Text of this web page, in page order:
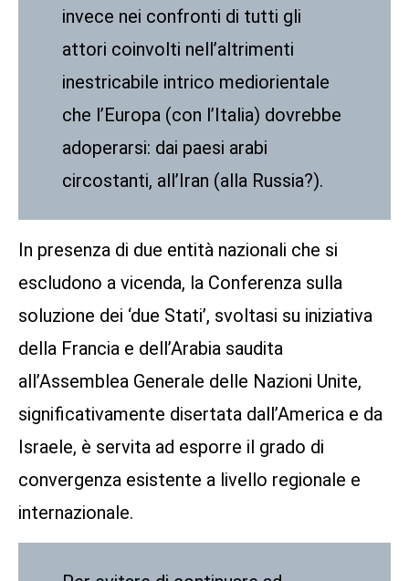
invece nei confronti di tutti gli
attori coinvolti nell’altrimenti
inestricabile intrico mediorientale
che l’Europa (con l’Italia) dovrebbe
adoperarsi: dai paesi arabi
circostanti, all’Iran (alla Russia?).
In presenza di due entità nazionali che si
escludono a vicenda, la Conferenza sulla
soluzione dei ‘due Stati’, svoltasi su iniziativa
della Francia e dell’Arabia saudita
all’Assemblea Generale delle Nazioni Unite,
significativamente disertata dall’America e da
Israele, è servita ad esporre il grado di
convergenza esistente a livello regionale e
internazionale.